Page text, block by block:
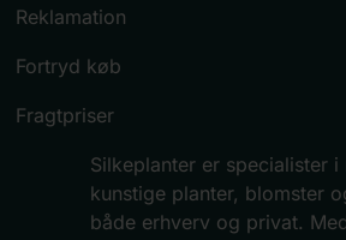
Silkeplanter er specialister i
kunstige planter, blomster
både erhverv og privat.
Reklamation
Fortryd køb
Fragtpriser